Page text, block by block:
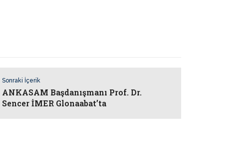
Sonraki İçerik
ANKASAM Başdanışmanı Prof. Dr.
Sencer İMER Glonaabat’ta